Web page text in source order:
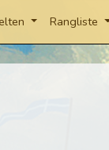
Rangliste